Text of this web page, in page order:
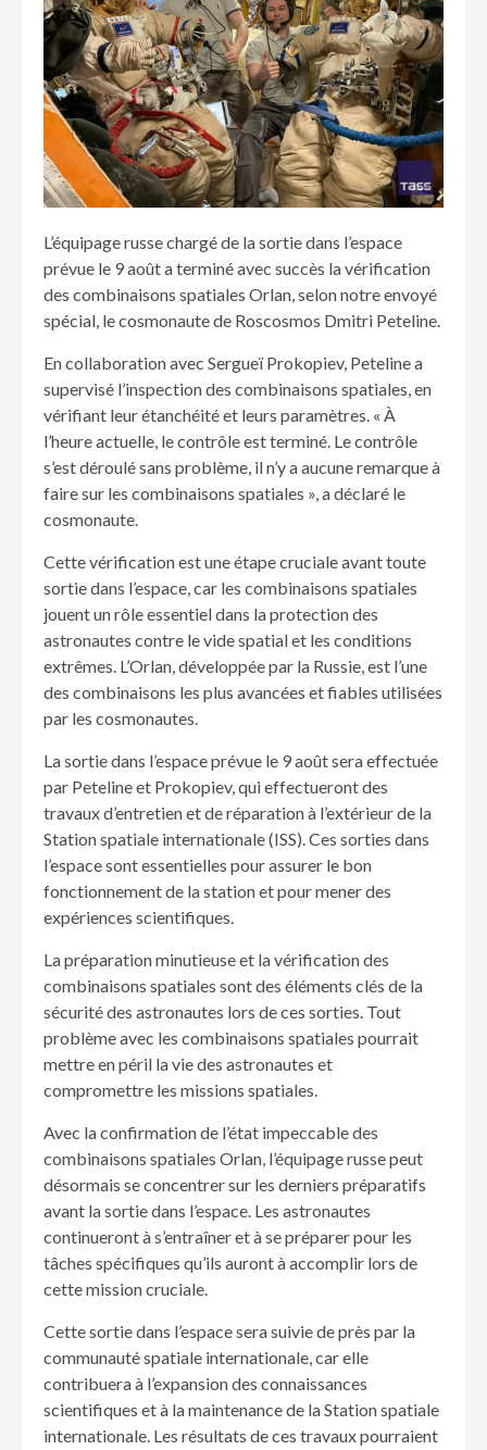
L’équipage russe chargé de la sortie dans l’espace
prévue le 9 août a terminé avec succès la vérification
des combinaisons spatiales Orlan, selon notre envoyé
spécial, le cosmonaute de Roscosmos Dmitri Peteline.
En collaboration avec Sergueï Prokopiev, Peteline a
supervisé l’inspection des combinaisons spatiales, en
vérifiant leur étanchéité et leurs paramètres. « À
l’heure actuelle, le contrôle est terminé. Le contrôle
s’est déroulé sans problème, il n’y a aucune remarque à
faire sur les combinaisons spatiales », a déclaré le
cosmonaute.
Cette vérification est une étape cruciale avant toute
sortie dans l’espace, car les combinaisons spatiales
jouent un rôle essentiel dans la protection des
astronautes contre le vide spatial et les conditions
extrêmes. L’Orlan, développée par la Russie, est l’une
des combinaisons les plus avancées et fiables utilisées
par les cosmonautes.
La sortie dans l’espace prévue le 9 août sera effectuée
par Peteline et Prokopiev, qui effectueront des
travaux d’entretien et de réparation à l’extérieur de la
Station spatiale internationale (ISS). Ces sorties dans
l’espace sont essentielles pour assurer le bon
fonctionnement de la station et pour mener des
expériences scientifiques.
La préparation minutieuse et la vérification des
combinaisons spatiales sont des éléments clés de la
sécurité des astronautes lors de ces sorties. Tout
problème avec les combinaisons spatiales pourrait
mettre en péril la vie des astronautes et
compromettre les missions spatiales.
Avec la confirmation de l’état impeccable des
combinaisons spatiales Orlan, l’équipage russe peut
désormais se concentrer sur les derniers préparatifs
avant la sortie dans l’espace. Les astronautes
continueront à s’entraîner et à se préparer pour les
tâches spécifiques qu’ils auront à accomplir lors de
cette mission cruciale.
Cette sortie dans l’espace sera suivie de près par la
communauté spatiale internationale, car elle
contribuera à l’expansion des connaissances
scientifiques et à la maintenance de la Station spatiale
internationale. Les résultats de ces travaux pourraient